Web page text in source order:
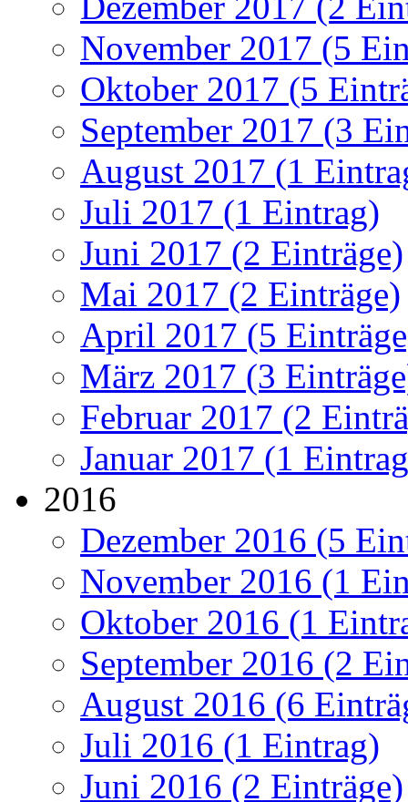
November 2017 (5
Oktober 2017 (5
September 2017 (3
August 2017 (1
Juli 2017 (1 Eintrag)
Juni 2017 (2 Einträge)
Mai 2017 (2 Einträge)
April 2017 (5
März 2017 (3
Februar 2017 (2
Januar 2017 (1
2016
Dezember 2016 (5
November 2016 (1
Oktober 2016 (1
September 2016 (2
August 2016 (6
Juli 2016 (1 Eintrag)
Juni 2016 (2 Einträge)